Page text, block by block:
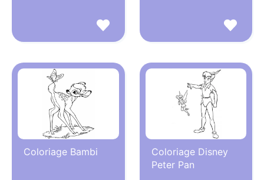
Coloriage Bambi
Coloriage Disney
Peter Pan